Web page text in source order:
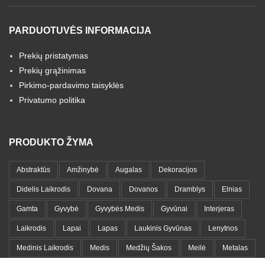
PARDUOTUVĖS INFORMACIJA
Prekių pristatymas
Prekių grąžinimas
Pirkimo-pardavimo taisyklės
Privatumo politika
PRODUKTO ŽYMA
Abstraktūs Amžinybė Augalas Dekoracijos
Didelis Laikrodis Dovana Dovanos Dramblys Elnias
Gamta Gyvybė Gyvybės Medis Gyvūnai Interjeras
Laikrodis Lapai Lapas Laukinis Gyvūnas Lenytnos
Medinis Laikrodis Medis Medžių Šakos Meilė Metalas